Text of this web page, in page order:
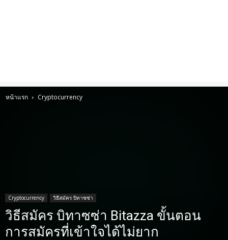
หน้าแรก Cryptocurrency
Cryptocurrency วิธีสมัคร บิทาซซ่า
วิธีสมัคร บิทาซซ่า Bitazza ขั้นตอน
การสมัครที่เข้าใจได้ไม่ยาก